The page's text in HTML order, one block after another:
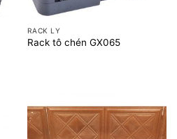
RACK LY
Rack tô chén GX065